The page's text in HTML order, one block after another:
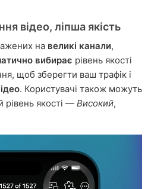
відео, ліпша якість
на великі канали,
вибирає рівень якості
щоб зберегти ваш трафік і
. Користувачі також можуть
рівень якості — Високий,